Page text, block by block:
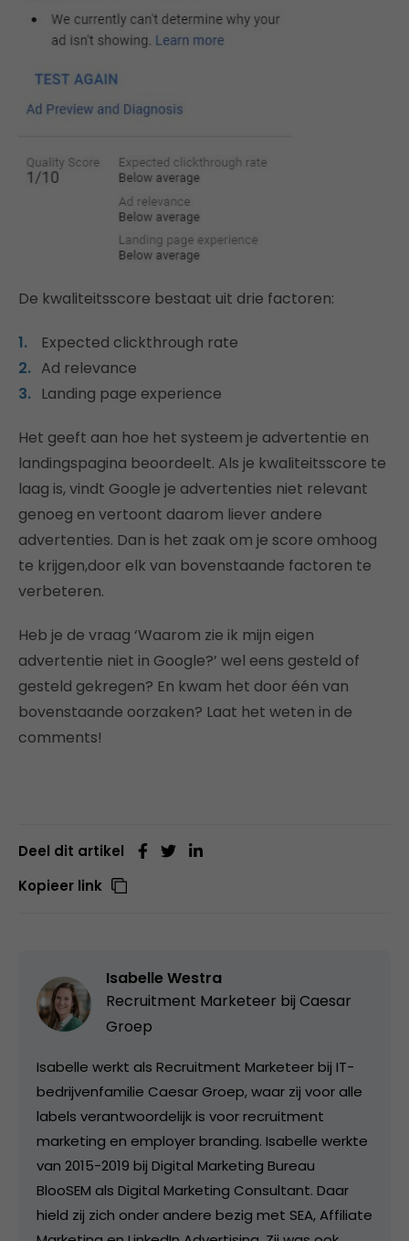
De kwaliteitsscore bestaat uit drie factoren:
Expected clickthrough rate
Ad relevance
Landing page experience
Het geeft aan hoe het systeem je advertentie en
landingspagina beoordeelt. Als je kwaliteitsscore te
laag is, vindt Google je advertenties niet relevant
genoeg en vertoont daarom liever andere
advertenties. Dan is het zaak om je score omhoog
te krijgen,door elk van bovenstaande factoren te
verbeteren.
Heb je de vraag ‘Waarom zie ik mijn eigen
advertentie niet in Google?’ wel eens gesteld of
gesteld gekregen? En kwam het door één van
bovenstaande oorzaken? Laat het weten in de
comments!
Deel dit artikel
Kopieer link
Isabelle Westra
Recruitment Marketeer bij Caesar
Groep
Isabelle werkt als Recruitment Marketeer bij IT-
bedrijvenfamilie Caesar Groep, waar zij voor alle
labels verantwoordelijk is voor recruitment
marketing en employer branding. Isabelle werkte
van 2015-2019 bij Digital Marketing Bureau
BlooSEM als Digital Marketing Consultant. Daar
hield zij zich onder andere bezig met SEA, Affiliate